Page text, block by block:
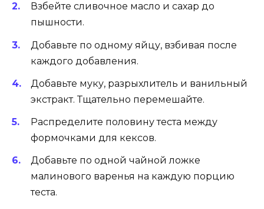
Взбейте сливочное масло и сахар до
пышности.
Добавьте по одному яйцу, взбивая после
каждого добавления.
Добавьте муку, разрыхлитель и ванильный
экстракт. Тщательно перемешайте.
Распределите половину теста между
формочками для кексов.
Добавьте по одной чайной ложке
малинового варенья на каждую порцию
теста.